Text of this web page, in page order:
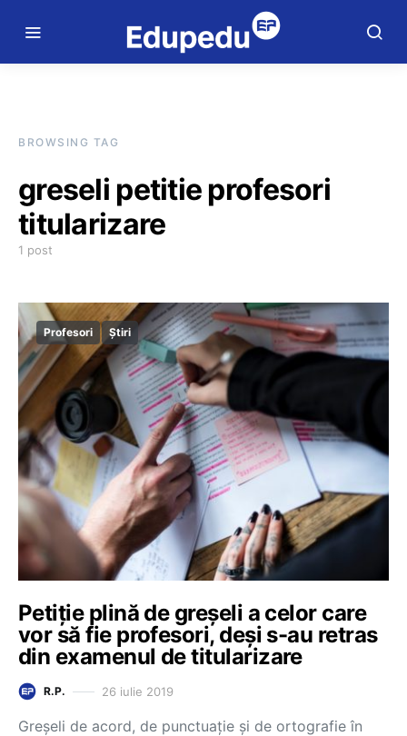
BROWSING TAG
greseli petitie profesori
titularizare
1 post
Profesori Știri
Petiție plină de greșeli a celor care
vor să fie profesori, deși s-au retras
din examenul de titularizare
R.P. 26 iulie 2019
Greșeli de acord, de punctuație și de ortografie în